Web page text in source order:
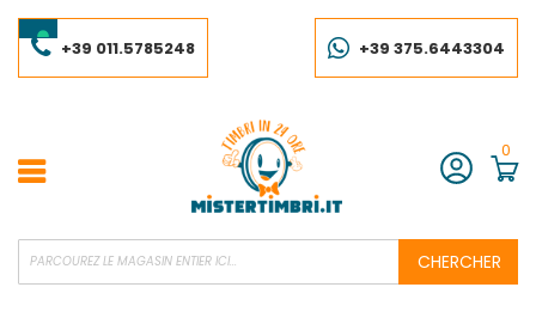
to
Content+39 011.5785248 +39 375.6443304
Compte
0
CHERCHER